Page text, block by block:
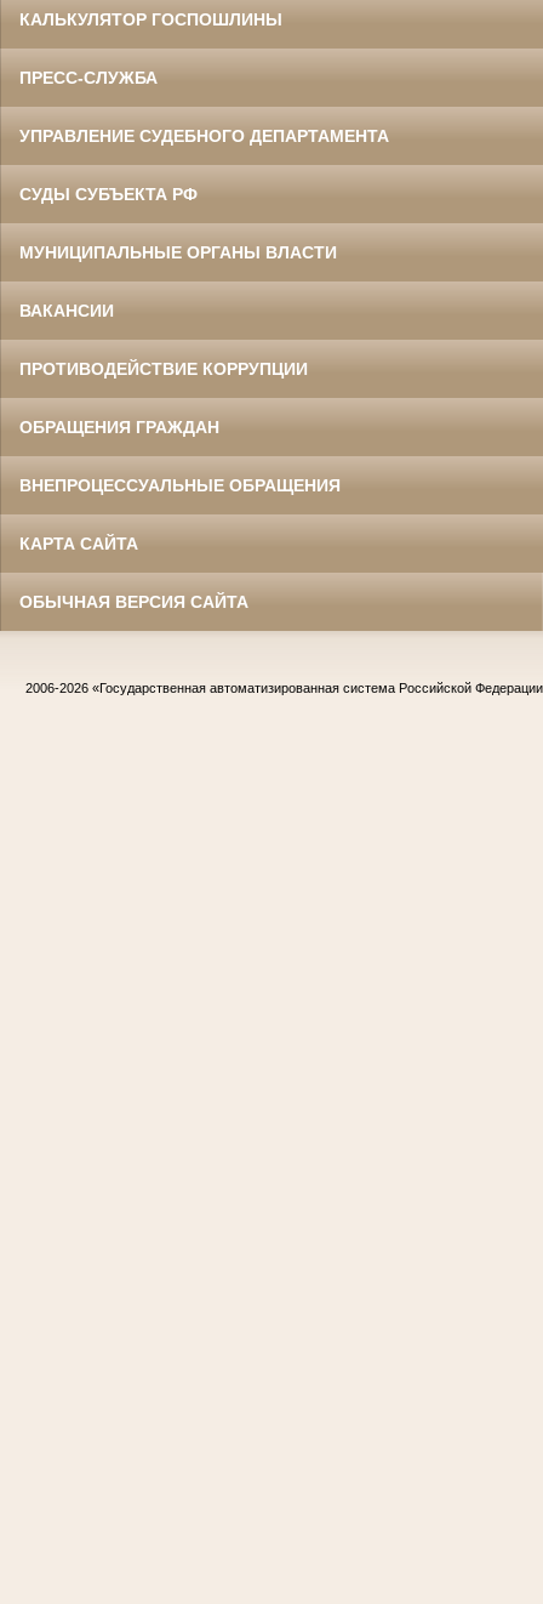
КАЛЬКУЛЯТОР ГОСПОШЛИНЫ
ПРЕСС-СЛУЖБА
УПРАВЛЕНИЕ СУДЕБНОГО ДЕПАРТАМЕНТА
СУДЫ СУБЪЕКТА РФ
МУНИЦИПАЛЬНЫЕ ОРГАНЫ ВЛАСТИ
ВАКАНСИИ
ПРОТИВОДЕЙСТВИЕ КОРРУПЦИИ
ОБРАЩЕНИЯ ГРАЖДАН
ВНЕПРОЦЕССУАЛЬНЫЕ ОБРАЩЕНИЯ
КАРТА САЙТА
ОБЫЧНАЯ ВЕРСИЯ САЙТА
2006-2026 «Государственная автоматизированная система Российской